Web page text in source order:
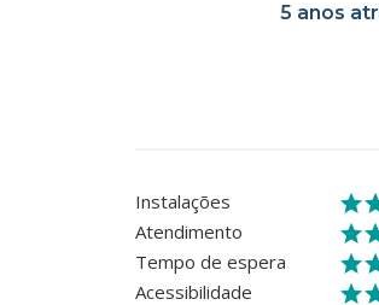
5 anos
Instalações
Atendimento
Tempo de espera
Acessibilidade